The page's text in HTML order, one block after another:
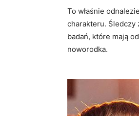
To właśnie
charakteru. Śledczy
badań, które mają
noworodka.